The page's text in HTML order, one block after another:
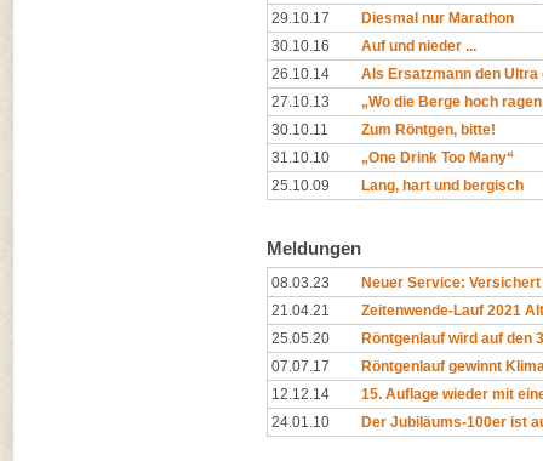
29.10.17
Diesmal nur Marathon
30.10.16
Auf und nieder ...
26.10.14
Als Ersatzmann den Ultra
27.10.13
„Wo die Berge hoch
30.10.11
Zum Röntgen, bitte!
31.10.10
„One Drink Too Many“
25.10.09
Lang, hart und bergisch
Meldungen
08.03.23
Neuer Service:
21.04.21
Zeitenwende-Lauf 2021
25.05.20
Röntgenlauf wird auf den
07.07.17
Röntgenlauf gewinnt
12.12.14
15. Auflage wieder mit
24.01.10
Der Jubiläums-100er ist